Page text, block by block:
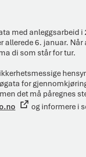
med anleggsarbeid i
allerede 6. januar. Når
di som står for tur.
for
det må påregnes
og informere i